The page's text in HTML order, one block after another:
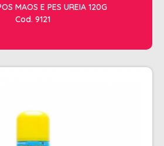
E SAPATILHAS C/CREME
CABELELEIRO
ESTETICA
MAOS E PES UREIA 120G
Cod. 9121